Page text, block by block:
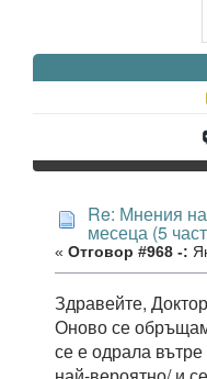
Re: Мнения
месеца (5
« Отговор #968 -:
Здравейте,
Оново се
се е одрала